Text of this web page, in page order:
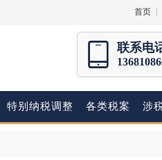
首页
联系电
特别纳税调整 各类税案 涉